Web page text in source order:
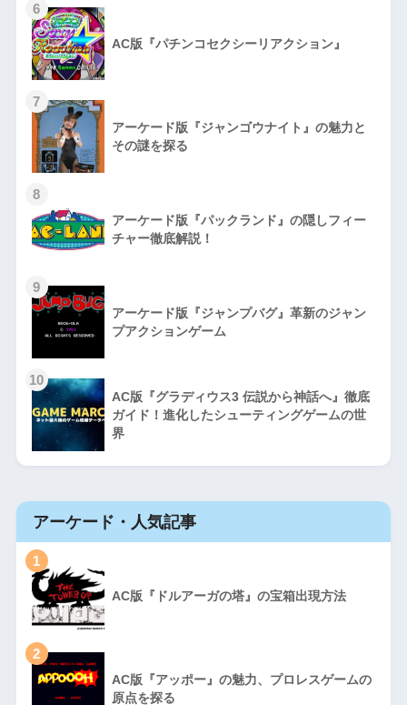
6
AC版『パチンコセクシーリアクション』
7
アーケード版『ジャンゴウナイト』の魅力と
その謎を探る
8
アーケード版『パックランド』の隠しフィー
チャー徹底解説！
9
アーケード版『ジャンプバグ』革新のジャン
プアクションゲーム
10
AC版『グラディウス3 伝説から神話へ』徹底
ガイド！進化したシューティングゲームの世
界
アーケード・人気記事
1
AC版『ドルアーガの塔』の宝箱出現方法
2
AC版『アッポー』の魅力、プロレスゲームの
原点を探る